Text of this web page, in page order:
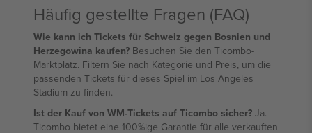
Häufig gestellte Fragen (FAQ)
Wie kann ich Tickets für Schweiz gegen Bosnien und
Herzegowina kaufen? Besuchen Sie den Ticombo-
Marktplatz. Filtern Sie nach Kategorie und Preis, um die
passenden Tickets für dieses Spiel im Los Angeles
Stadium zu finden.
Ist der Kauf von WM-Tickets auf Ticombo sicher? Ja.
Ticombo bietet eine 100%ige Garantie für alle verkauften